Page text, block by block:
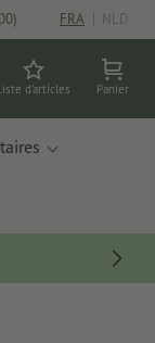
FRA | NLD
d'articles Panier